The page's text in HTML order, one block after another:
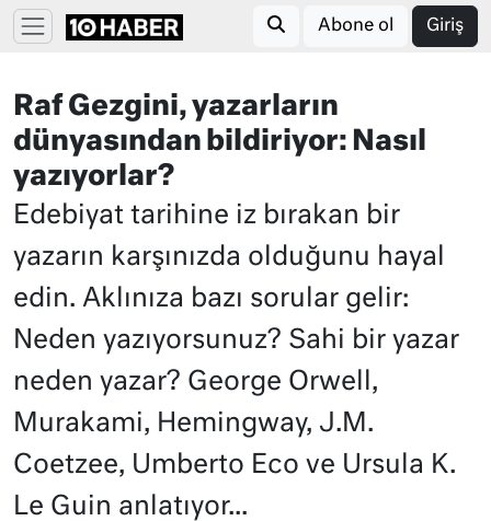
Abone ol Giriş
Raf Gezgini, yazarların
dünyasından bildiriyor: Nasıl
yazıyorlar?
Edebiyat tarihine iz bırakan bir
yazarın karşınızda olduğunu hayal
edin. Aklınıza bazı sorular gelir:
Neden yazıyorsunuz? Sahi bir yazar
neden yazar? George Orwell,
Murakami, Hemingway, J.M.
Coetzee, Umberto Eco ve Ursula K.
Le Guin anlatıyor...